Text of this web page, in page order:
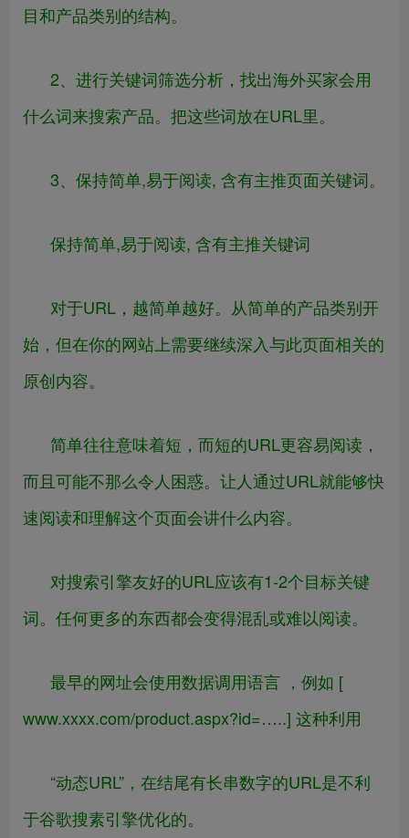
目和产品类别的结构。
2、进行关键词筛选分析，找出海外买家会用
什么词来搜索产品。把这些词放在URL里。
3、保持简单,易于阅读, 含有主推页面关键词。
保持简单,易于阅读, 含有主推关键词
对于URL，越简单越好。从简单的产品类别开
始，但在你的网站上需要继续深入与此页面相关的
原创内容。
简单往往意味着短，而短的URL更容易阅读，
而且可能不那么令人困惑。让人通过URL就能够快
速阅读和理解这个页面会讲什么内容。
对搜索引擎友好的URL应该有1-2个目标关键
词。任何更多的东西都会变得混乱或难以阅读。
最早的网址会使用数据调用语言 ，例如 [
www.xxxx.com/product.aspx?id=…..] 这种利用
“动态URL”，在结尾有长串数字的URL是不利
于谷歌搜素引擎优化的。